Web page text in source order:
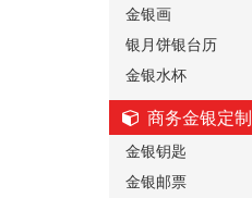
金银画
银月饼银台历
金银水杯
商务金银定制
金银钥匙
金银邮票